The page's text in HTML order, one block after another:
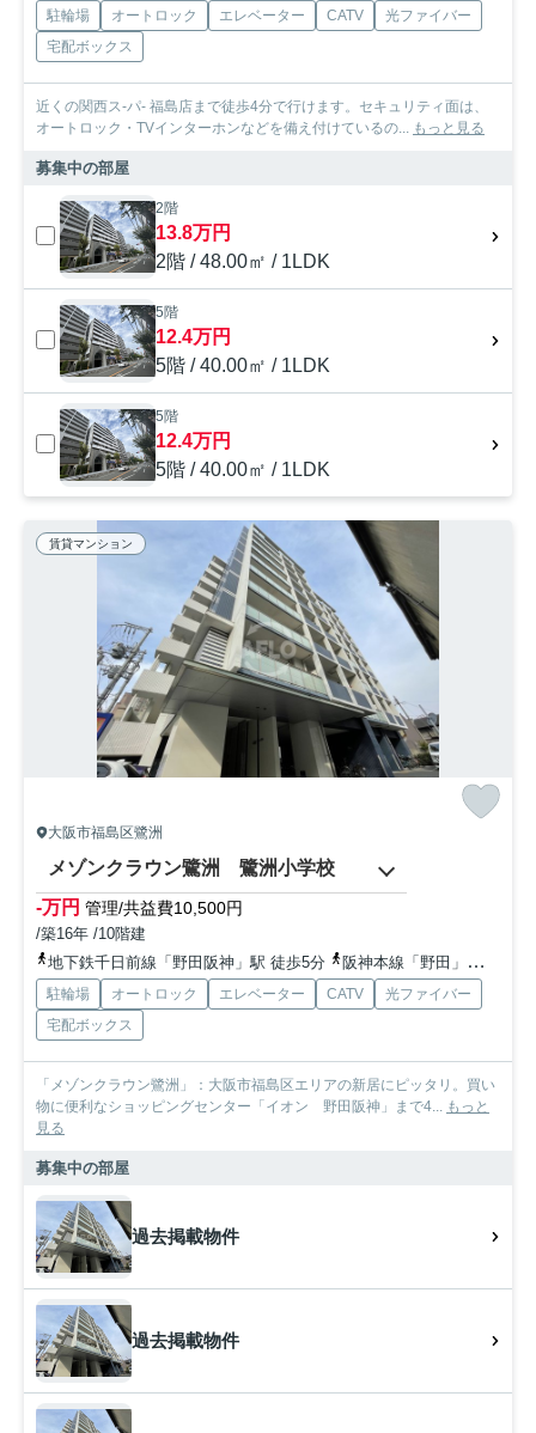
駐輪場 オートロック エレベーター CATV
光ファイバー
宅配ボックス
近くの関西ス-パ- 福島店まで徒歩4分で行けます。セキュリティ面は、
オートロック・TVインターホンなどを備え付けているの... もっと見る
募集中の部屋
2階
13.8万円
2階 / 48.00㎡ / 1LDK
5階
12.4万円
5階 / 40.00㎡ / 1LDK
5階
12.4万円
5階 / 40.00㎡ / 1LDK
賃貸マンション
大阪市福島区鷺洲
メゾンクラウン鷺洲 鷺洲小学校
-万円 管理/共益費10,500円
/築16年 /10階建
地下鉄千日前線「野田阪神」駅 徒歩5分
阪神本線「野田」駅 徒歩2分
駐輪場 オートロック エレベーター CATV
光ファイバー
宅配ボックス
「メゾンクラウン鷺洲」：大阪市福島区エリアの新居にピッタリ。買い
物に便利なショッピングセンター「イオン 野田阪神」まで4... もっと
見る
募集中の部屋
過去掲載物件
過去掲載物件